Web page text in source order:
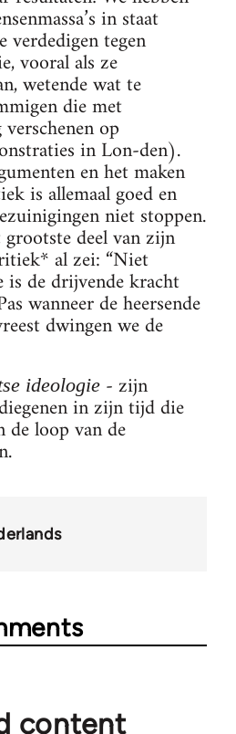
in staat
tegen
vooral als ze
wetende wat te
die met
op
in Lon-den).
en het maken
is allemaal goed en
niet stoppen.
deel van zijn
al zei: “Niet
de drijvende kracht
wanneer de heersende
dwingen we de
ideologie - zijn
in zijn tijd die
de loop van de
content